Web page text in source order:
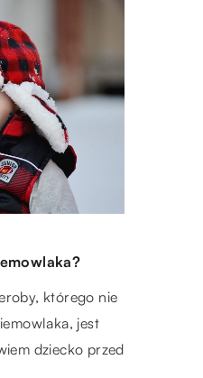
– bez niego
W miarę
zużyciu lub
się, […]
którego nie
jest
dziecko przed
się rury